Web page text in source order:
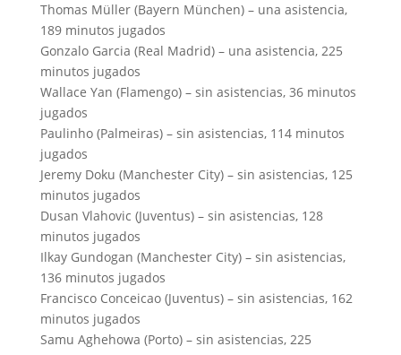
Thomas Müller (Bayern München) – una asistencia,
189 minutos jugados
Gonzalo Garcia (Real Madrid) – una asistencia, 225
minutos jugados
Wallace Yan (Flamengo) – sin asistencias, 36 minutos
jugados
Paulinho (Palmeiras) – sin asistencias, 114 minutos
jugados
Jeremy Doku (Manchester City) – sin asistencias, 125
minutos jugados
Dusan Vlahovic (Juventus) – sin asistencias, 128
minutos jugados
Ilkay Gundogan (Manchester City) – sin asistencias,
136 minutos jugados
Francisco Conceicao (Juventus) – sin asistencias, 162
minutos jugados
Samu Aghehowa (Porto) – sin asistencias, 225